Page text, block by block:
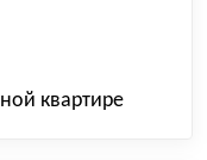
квартире